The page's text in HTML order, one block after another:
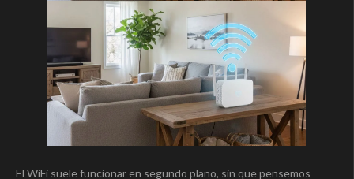
El WiFi suele funcionar en segundo plano, sin que pensemos